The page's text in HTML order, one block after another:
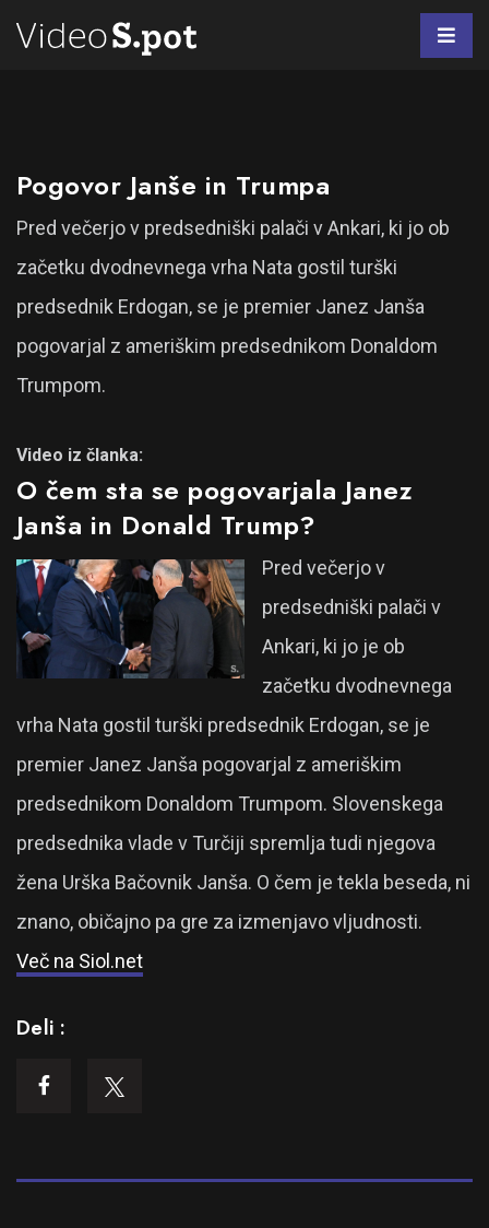
Pogovor Janše in Trumpa
Pred večerjo v predsedniški palači v Ankari, ki jo ob
začetku dvodnevnega vrha Nata gostil turški
predsednik Erdogan, se je premier Janez Janša
pogovarjal z ameriškim predsednikom Donaldom
Trumpom.
Video iz članka:
O čem sta se pogovarjala Janez
Janša in Donald Trump?
Pred večerjo v
predsedniški palači v
Ankari, ki jo je ob
začetku dvodnevnega
vrha Nata gostil turški predsednik Erdogan, se je
premier Janez Janša pogovarjal z ameriškim
predsednikom Donaldom Trumpom. Slovenskega
predsednika vlade v Turčiji spremlja tudi njegova
žena Urška Bačovnik Janša. O čem je tekla beseda, ni
znano, običajno pa gre za izmenjavo vljudnosti.
Več na Siol.net
Deli :